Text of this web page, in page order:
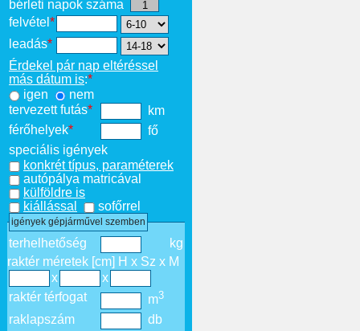
bérleti napok száma
felvétel *
leadás*
Érdekel pár nap eltéréssel
más dátum is:*
igen
nem
tervezett futás*
km
férőhelyek*
fő
speciális igények
konkrét típus, paraméterek
autópálya matricával
külföldre is
kiállással
sofőrrel
igények gépjárművel szemben
terhelhetőség
kg
raktér méretek [cm] H x Sz x M
x
x
raktér térfogat
m3
raklapszám
db